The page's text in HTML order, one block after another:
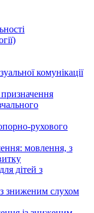
комунікації
рухового
мовлення, з
дітей з
зниженим слухом